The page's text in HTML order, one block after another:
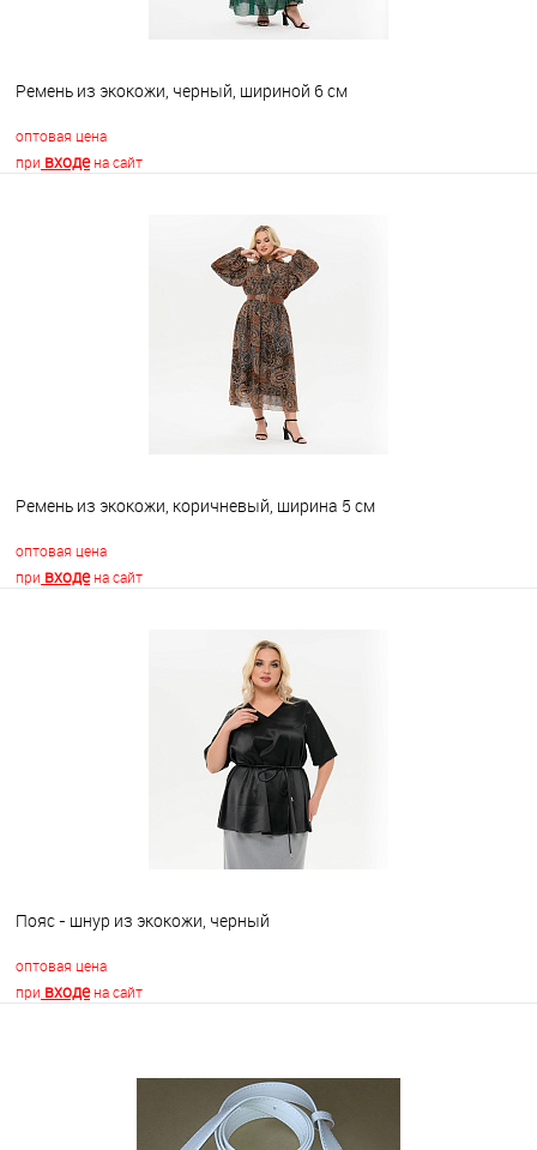
Ремень из экокожи, черный, шириной 6 см
оптовая цена
при входена сайт
В корзину
Ремень из экокожи, коричневый, ширина 5 см
оптовая цена
при входена сайт
В корзину
Пояс - шнур из экокожи, черный
оптовая цена
при входена сайт
Недоступно